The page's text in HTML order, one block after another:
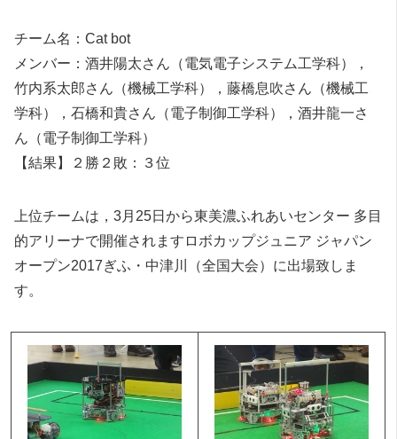
チーム名：Cat bot
メンバー：酒井陽太さん（電気電子システム工学科），
竹内系太郎さん（機械工学科），藤橋息吹さん（機械工
学科），石橋和貴さん（電子制御工学科），酒井龍一さ
ん（電子制御工学科）
【結果】２勝２敗：３位
上位チームは，3月25日から東美濃ふれあいセンター 多目
的アリーナで開催されますロボカップジュニア ジャパン
オープン2017ぎふ・中津川（全国大会）に出場致しま
す。